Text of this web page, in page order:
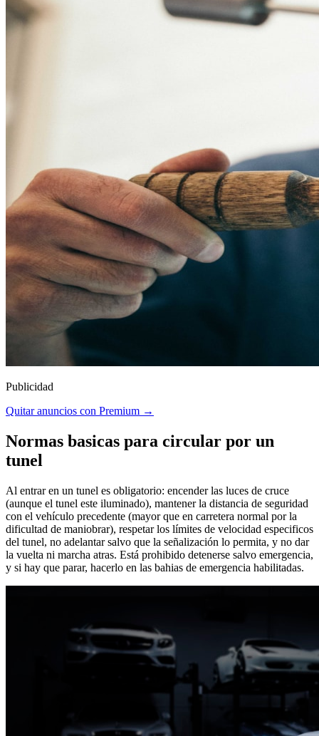
Publicidad
Quitar anuncios con Premium →
Normas basicas para circular por un
tunel
Al entrar en un tunel es obligatorio: encender las luces de cruce
(aunque el tunel este iluminado), mantener la distancia de seguridad
con el vehículo precedente (mayor que en carretera normal por la
dificultad de maniobrar), respetar los límites de velocidad especificos
del tunel, no adelantar salvo que la señalización lo permita, y no dar
la vuelta ni marcha atras. Está prohibido detenerse salvo emergencia,
y si hay que parar, hacerlo en las bahias de emergencia habilitadas.